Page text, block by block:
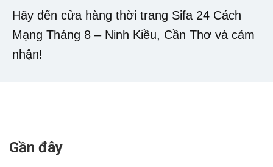
Hãy đến cửa hàng thời trang Sifa 24 Cách
Mạng Tháng 8 – Ninh Kiều, Cần Thơ và cảm
nhận!
Gần đây